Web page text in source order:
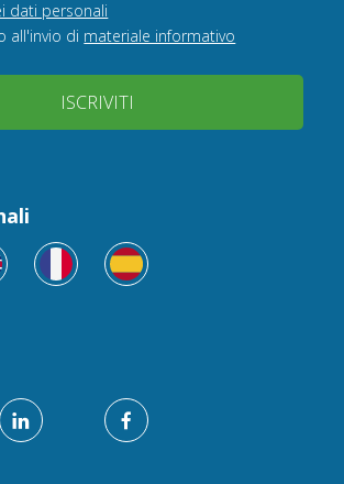
dati personali
all'invio di materiale informativo
ISCRIVITI